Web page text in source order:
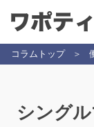
コラムトップ
シング